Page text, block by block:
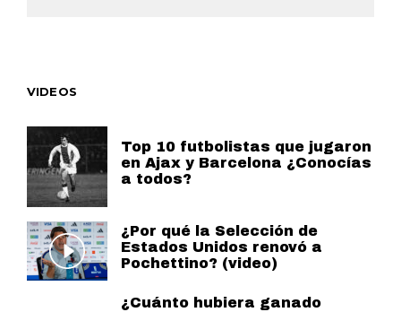
VIDEOS
Top 10 futbolistas que jugaron
en Ajax y Barcelona ¿Conocías
a todos?
¿Por qué la Selección de
Estados Unidos renovó a
Pochettino? (video)
¿Cuánto hubiera ganado